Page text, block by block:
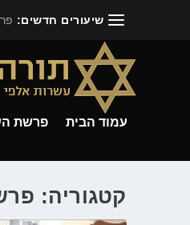
שיעורים חדשים:
עמוד הבית פרשת
קטגוריה: